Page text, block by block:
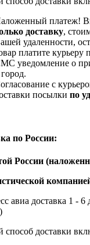
платеж!
доставку,
удаленности,
платите курьеру
уведомление о
с
посылки по
по России:
России
авиа доставка 1 -
доставки